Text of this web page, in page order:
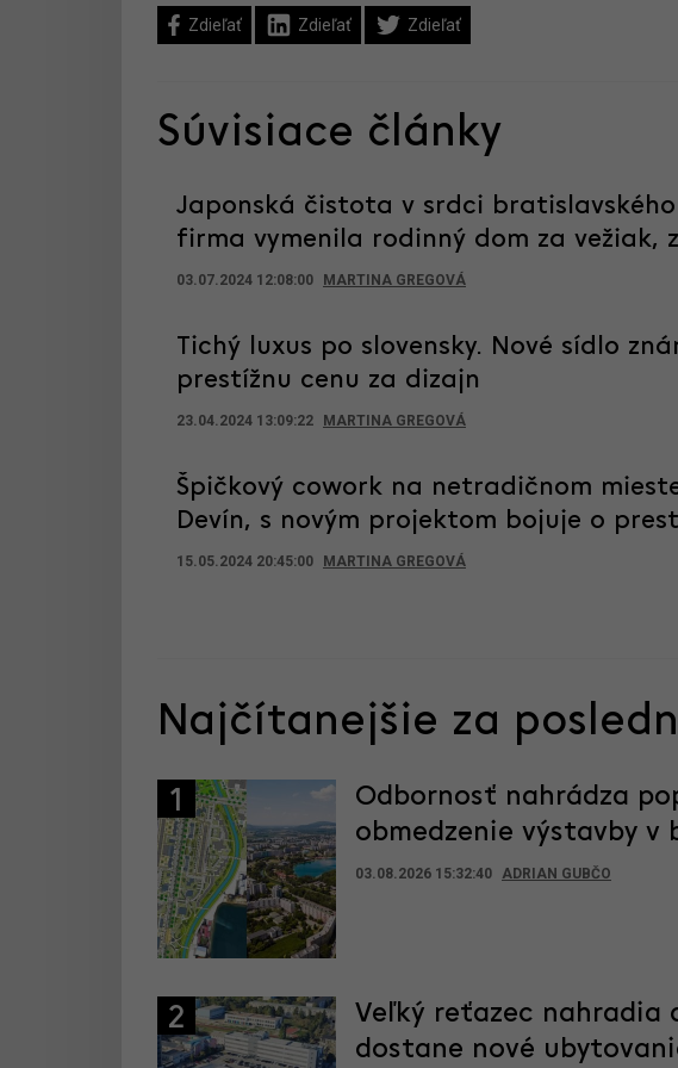
Zdieľať Zdieľať Zdieľať
Súvisiace články
Japonská čistota v srdci bratislavského
firma vymenila rodinný dom za vežiak,
03.07.2024 12:08:00 MARTINA GREGOVÁ
Tichý luxus po slovensky. Nové sídlo
prestížnu cenu za dizajn
23.04.2024 13:09:22 MARTINA GREGOVÁ
Špičkový cowork na netradičnom
Devín, s novým projektom bojuje o
15.05.2024 20:45:00 MARTINA GREGOVÁ
Najčítanejšie za
1
Odbornosť nahrádza
obmedzenie výstavby
03.08.2026 15:32:40 ADRIAN GUBČO
2
Veľký reťazec nahradia
dostane nové